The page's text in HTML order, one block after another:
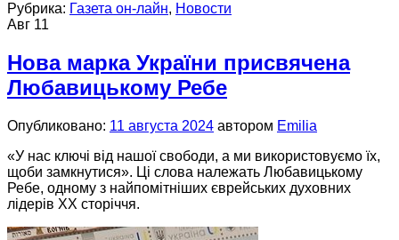
Рубрика: Газета он-лайн, Новости
Авг 11
Нова марка України присвячена
Любавицькому Ребе
Опубликовано: 11 августа 2024 автором Emilia
«У нас ключі від нашої свободи, а ми використовуємо їх,
щоби замкнутися». Ці слова належать Любавицькому
Ребе, одному з найпомітніших єврейських духовних
лідерів ХХ сторіччя.